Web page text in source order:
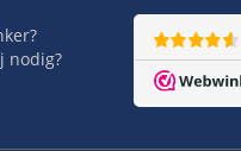
nodig?